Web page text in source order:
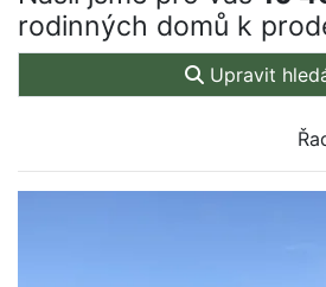
rodinných domů k
Upravit